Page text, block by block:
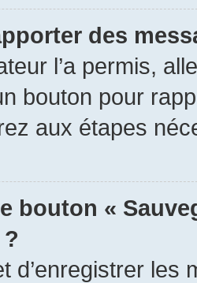
des
l’a permis,
bouton pour
aux étapes
bouton «
d’enregistrer